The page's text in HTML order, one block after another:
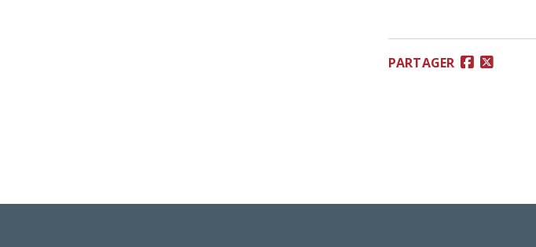
PARTAGER